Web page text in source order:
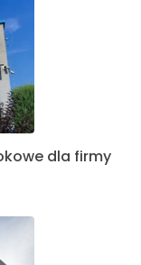
dla firmy